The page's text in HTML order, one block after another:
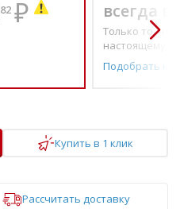
82 ₽
всегда
Только то, что
настоящему
Подобрать
Купить в 1 клик
Рассчитать доставку